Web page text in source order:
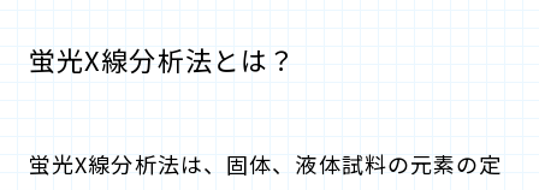
蛍光X線分析法とは？
蛍光X線分析法は、固体、液体試料の元素の定